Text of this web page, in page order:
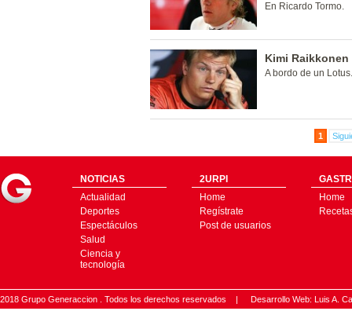
En Ricardo Tormo.
Kimi
A bordo de un Lotus.
1
NOTICIAS
Actualidad
Deportes
Espectáculos
Salud
Ciencia y
tecnología
2URPI
Home
Regístrate
Post de usuarios
Home
2018 Grupo Generaccion . Todos los derechos reservados | Desarrollo Web: Luis